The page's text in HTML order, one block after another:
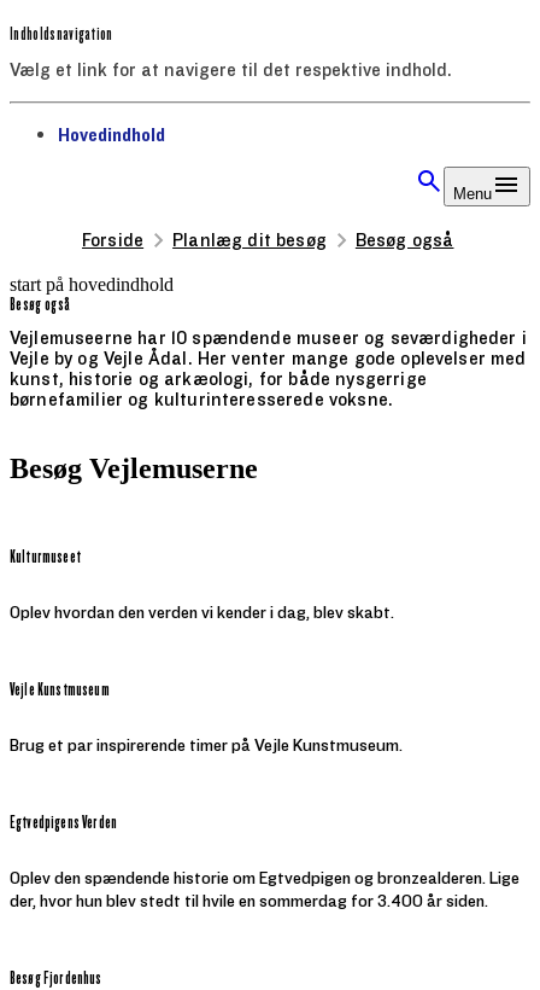
Indholdsnavigation
Vælg et link for at navigere til det respektive indhold.
gå til
Hovedindhold
Menu
Forside Planlæg dit besøg Besøg også
start på hovedindhold
Besøg også
Vejlemuseerne har 10 spændende museer og seværdigheder i
Vejle by og Vejle Ådal. Her venter mange gode oplevelser med
kunst, historie og arkæologi, for både nysgerrige
børnefamilier og kulturinteresserede voksne.
senest opdateret 17. februar 2026
Besøg Vejlemuserne
Kulturmuseet
Oplev hvordan den verden vi kender i dag, blev skabt.
Vejle Kunstmuseum
Brug et par inspirerende timer på Vejle Kunstmuseum.
Egtvedpigens Verden
Oplev den spændende historie om Egtvedpigen og bronzealderen. Lige
der, hvor hun blev stedt til hvile en sommerdag for 3.400 år siden.
Besøg Fjordenhus